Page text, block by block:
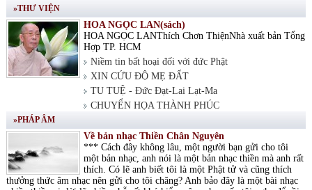
»THƯ VIỆN
HOA NGỌC LAN(sách)
HOA NGỌC LANThích Chơn ThiệnNhà xuất bản Tổng
Hợp TP. HCM
Niềm tin bất hoại đối với đức Phật
XIN CỨU ĐỘ MẸ ĐẤT
TU TUỆ - Đức Đạt-Lai Lạt-Ma
CHUYỂN HỌA THÀNH PHÚC
»PHÁP ÂM
Về bản nhạc Thiền Chân Nguyên
*** Cách đây không lâu, một người bạn gửi cho tôi
một bản nhạc, anh nói là một bản nhạc thiền mà anh rất
thích. Có lẽ anh biết tôi là một Phật tử và cũng thích
thưởng thức âm nhạc nên gửi cho tôi chăng? Anh bảo đây là một bài nhạc